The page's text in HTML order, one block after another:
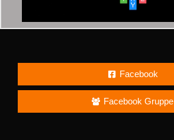
Facebook
Facebook Gruppe